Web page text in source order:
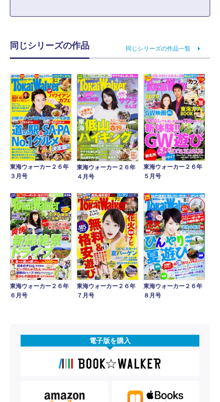
同じシリーズの作品 同じシリーズの作品一覧
東海ウォーカー２６年
３月号
東海ウォーカー２６年
４月号
東海ウォーカー２６年
５月号
東海ウォーカー２６年
６月号
東海ウォーカー２６年
７月号
東海ウォーカー２６年
８月号
電子版を購入